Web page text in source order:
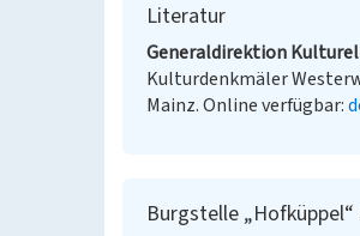
Literatur
Generaldirektion
Kulturdenkmäler
Mainz. Online verfügbar:
Burgstelle